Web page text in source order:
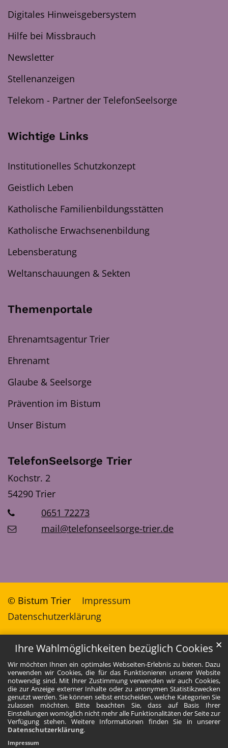
Ihre Wahlmöglichkeiten bezüglich Cookies
Wir möchten Ihnen ein optimales Webseiten-Erlebnis zu bieten. Dazu
verwenden wir Cookies, die für das Funktionieren unserer Website
notwendig sind. Mit Ihrer Zustimmung verwenden wir auch Cookies,
die zur Anzeige externer Inhalte oder zu anonymen Statistikzwecken
genutzt werden. Sie können selbst entscheiden, welche Kategorien Sie
zulassen möchten. Bitte beachten Sie, dass auf Basis Ihrer
Einstellungen womöglich nicht mehr alle Funktionalitäten der Seite zur
Verfügung stehen. Weitere Informationen finden Sie in unserer
Datenschutzerklärung.
✕
Impressum
Digitales Hinweisgebersystem
Hilfe bei Missbrauch
Newsletter
Stellenanzeigen
Telekom - Partner der TelefonSeelsorge
Wichtige Links
Institutionelles Schutzkonzept
Geistlich Leben
Katholische Familienbildungsstätten
Katholische Erwachsenenbildung
Lebensberatung
Weltanschauungen & Sekten
Themenportale
Ehrenamtsagentur Trier
Ehrenamt
Glaube & Seelsorge
Prävention im Bistum
Unser Bistum
TelefonSeelsorge Trier
Kochstr. 2
54290 Trier
0651 72273
mail@telefonseelsorge-trier.de
© Bistum Trier
Impressum
Datenschutzerklärung